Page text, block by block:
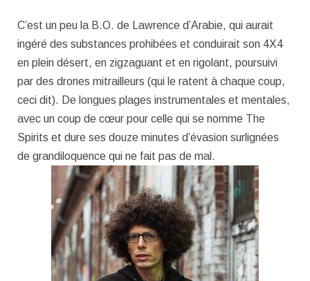
C’est un peu la B.O. de Lawrence d’Arabie, qui aurait
ingéré des substances prohibées et conduirait son 4X4
en plein désert, en zigzaguant et en rigolant, poursuivi
par des drones mitrailleurs (qui le ratent à chaque coup,
ceci dit). De longues plages instrumentales et mentales,
avec un coup de cœur pour celle qui se nomme The
Spirits et dure ses douze minutes d’évasion surlignées
de grandiloquence qui ne fait pas de mal.